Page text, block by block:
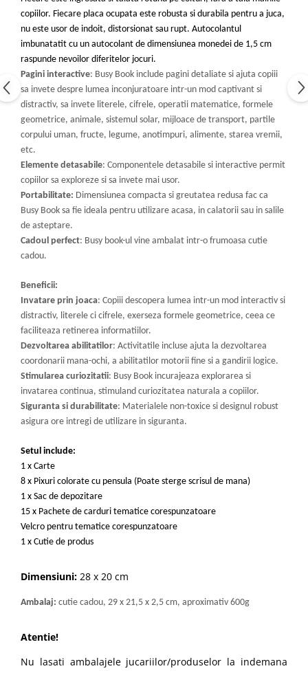
copiilor. Fiecare placa ocupata este robusta si durabila pentru a juca,
nu este usor de indoit, distorsionat sau rupt. Autocolantul
imbunatatit cu un autocolant de dimensiunea monedei de 1,5 cm
raspunde nevoilor diferitelor jocuri.
Pagini interactive: Busy Book include pagini detaliate si ajuta copiii
sa invete despre lumea inconjuratoare intr-un mod captivant si
distractiv, sa invete literele, cifrele, operatii matematice, formele
geometrice, animale, sistemul solar, mijloace de transport, partile
corpului uman, fructe, legume, anotimpuri, alimente, starea vremii,
etc.
Elemente detasabile: Componentele detasabile si interactive permit
copiilor sa exploreze si sa invete mai usor.
Portabilitate: Dimensiunea compacta si greutatea redusa fac ca
Busy Book sa fie ideala pentru utilizare acasa, in calatorii sau in salile
de asteptare.
Cadoul perfect: Busy book-ul vine ambalat intr-o frumoasa cutie
cadou.
Beneficii:
Invatare prin joaca: Copiii descopera lumea intr-un mod interactiv si
distractiv, literele ci cifrele, exerseza formele geometrice, ceea ce
faciliteaza retinerea informatiilor.
Dezvoltarea abilitatilor: Activitatile incluse ajuta la dezvoltarea
coordonarii mana-ochi, a abilitatilor motorii fine si a gandirii logice.
Stimularea curiozitatii: Busy Book incurajeaza explorarea si
invatarea continua, stimuland curiozitatea naturala a copiilor.
Siguranta si durabilitate: Materialele non-toxice si designul robust
asigura ore intregi de utilizare in siguranta.
Setul include:
1 x Carte
8 x Pixuri colorate cu pensula (Poate sterge scrisul de mana)
1 x Sac de depozitare
15 x Pachete de carduri tematice corespunzatoare
Velcro pentru tematice corespunzatoare
1 x Cutie de produs
Dimensiuni: 28 x 20 cm
Ambalaj: cutie cadou, 29 x 21,5 x 2,5 cm, aproximativ 600g
Atentie!
Nu lasati ambalajele jucariilor/produselor la indemana